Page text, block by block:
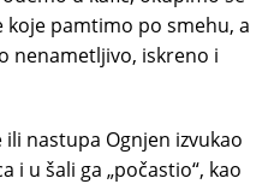
koje pamtimo po smehu, a
nenametljivo, iskreno i
nastupa Ognjen izvukao
i u šali ga „počastio“, kao